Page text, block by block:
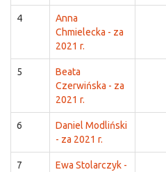
4
Anna
Chmielecka - za
2021 r.
5
Beata
Czerwińska - za
2021 r.
6
Daniel Modliński
- za 2021 r.
7
Ewa Stolarczyk -